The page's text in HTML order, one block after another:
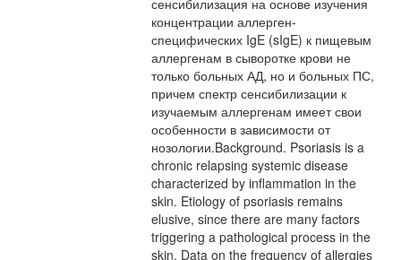
сенсибилизация на основе изучения
концентрации аллерген-
специфических IgE (sIgE) к пищевым
аллергенам в сыворотке крови не
только больных АД, но и больных ПС,
причем спектр сенсибилизации к
изучаемым аллергенам имеет свои
особенности в зависимости от
нозологии.Background. Psoriasis is a
chronic relapsing systemic disease
characterized by inflammation in the
skin. Etiology of psoriasis remains
elusive, since there are many factors
triggering a pathological process in the
skin. Data on the frequency of allergies